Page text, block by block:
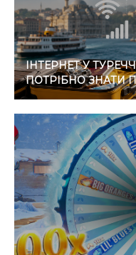
ІНТЕРНЕТ У
ПОТРІБНО ЗНАТИ